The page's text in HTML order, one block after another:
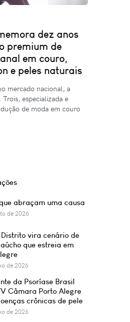
dez anos
premium de
em couro,
e peles naturais
mercado nacional, a
especializada e
de moda em couro
abraçam uma causa
de 2026
vira cenário de
que estreia em
de 2026
da Psoríase Brasil
Câmara Porto Alegre
crônicas de pele
de 2026